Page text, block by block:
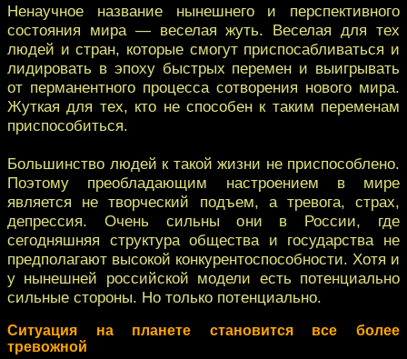
Ненаучное название нынешнего и перспективного
состояния мира — веселая жуть. Веселая для тех
людей и стран, которые смогут приспосабливаться и
лидировать в эпоху быстрых перемен и выигрывать
от перманентного процесса сотворения нового мира.
Жуткая для тех, кто не способен к таким переменам
приспособиться.
Большинство людей к такой жизни не приспособлено.
Поэтому преобладающим настроением в мире
является не творческий подъем, а тревога, страх,
депрессия. Очень сильны они в России, где
сегодняшняя структура общества и государства не
предполагают высокой конкурентоспособности. Хотя и
у нынешней российской модели есть потенциально
сильные стороны. Но только потенциально.
Ситуация на планете становится все более
тревожной